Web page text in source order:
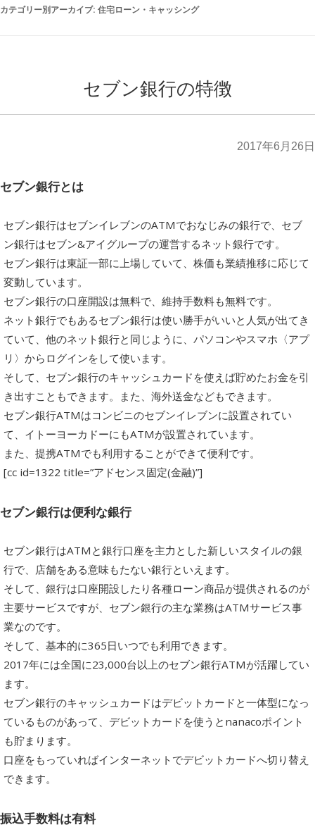
カテゴリー別アーカイブ: 住宅ローン・キャッシング
セブン銀行の特徴
2017年6月26日
セブン銀行とは
セブン銀行はセブンイレブンのATMでおなじみの銀行で、セブ
ン銀行はセブン&アイグループの運営するネット銀行です。
セブン銀行は東証一部に上場していて、株価も業績推移に応じて
変動しています。
セブン銀行の口座開設は無料で、維持手数料も無料です。
ネット銀行でもあるセブン銀行は使い勝手がいいと人気が出てき
ていて、他のネット銀行と同じように、パソコンやスマホ〈アプ
リ〉からログインをして使います。
そして、セブン銀行のキャッシュカードを使えば貯めたお金を引
き出すこともできます。また、海外送金などもできます。
セブン銀行ATMはコンビニのセブンイレブンに設置されてい
て、イトーヨーカドーにもATMが設置されています。
また、提携ATMでも利用することができて便利です。
[cc id=1322 title=”アドセンス固定(金融)”]
セブン銀行は便利な銀行
セブン銀行はATMと銀行口座を主力とした新しいスタイルの銀
行で、店舗をある意味もたない銀行といえます。
そして、銀行は口座開設したり各種ローン商品が提供されるのが
主要サービスですが、セブン銀行の主な業務はATMサービス事
業なのです。
そして、基本的に365日いつでも利用できます。
2017年には全国に23,000台以上のセブン銀行ATMが活躍してい
ます。
セブン銀行のキャッシュカードはデビットカードと一体型になっ
ているものがあって、デビットカードを使うとnanacoポイント
も貯まります。
口座をもっていればインターネットでデビットカードへ切り替え
できます。
振込手数料は有料